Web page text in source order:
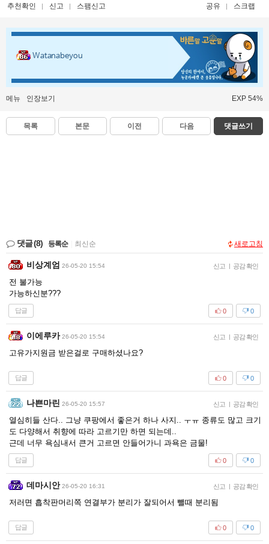
추천확인 신고 스팸신고 공유 스크랩
Watanabeyou
메뉴 인장보기 EXP 54%
목록 본문 이전 다음 댓글쓰기
댓글(8) 등록순 최신순 새로고침
비상계엄 26-05-20 15:54 신고 | 공감 확인
전 불가능
가능하신분???
답글 0
0
이에루카 26-05-20 15:54 신고 | 공감 확인
고유가지원금 받은걸로 구매하셨나요?
답글 0
0
나쁜마린 26-05-20 15:57 신고 | 공감 확인
열심히들 산다.. 그냥 쿠팡에서 좋은거 하나 사지.. ㅜㅠ 종류도 많고 크기
도 다양해서 취향에 따라 고르기만 하면 되는데..
근데 너무 욕심내서 큰거 고르면 안들어가니 과욕은 금물!
답글 0
0
데마시안 26-05-20 16:31 신고 | 공감 확인
저러면 흡착판머리쪽 연결부가 분리가 잘되어서 뺄때 분리됨
답글 0
0